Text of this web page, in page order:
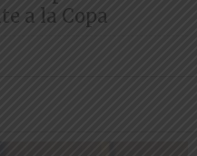
a la Copa